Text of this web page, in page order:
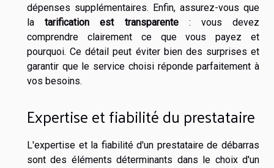
dépenses supplémentaires. Enfin, assurez-vous que
latarification est transparente: vous devez
comprendre clairement ce que vous payez et
pourquoi. Ce détail peut éviter bien des surprises et
garantir que le service choisi réponde parfaitement à
vos besoins.
Expertise et fiabilité du prestataire
L'expertise et la fiabilité d'un prestataire de débarras
sont des éléments déterminants dans le choix d'un